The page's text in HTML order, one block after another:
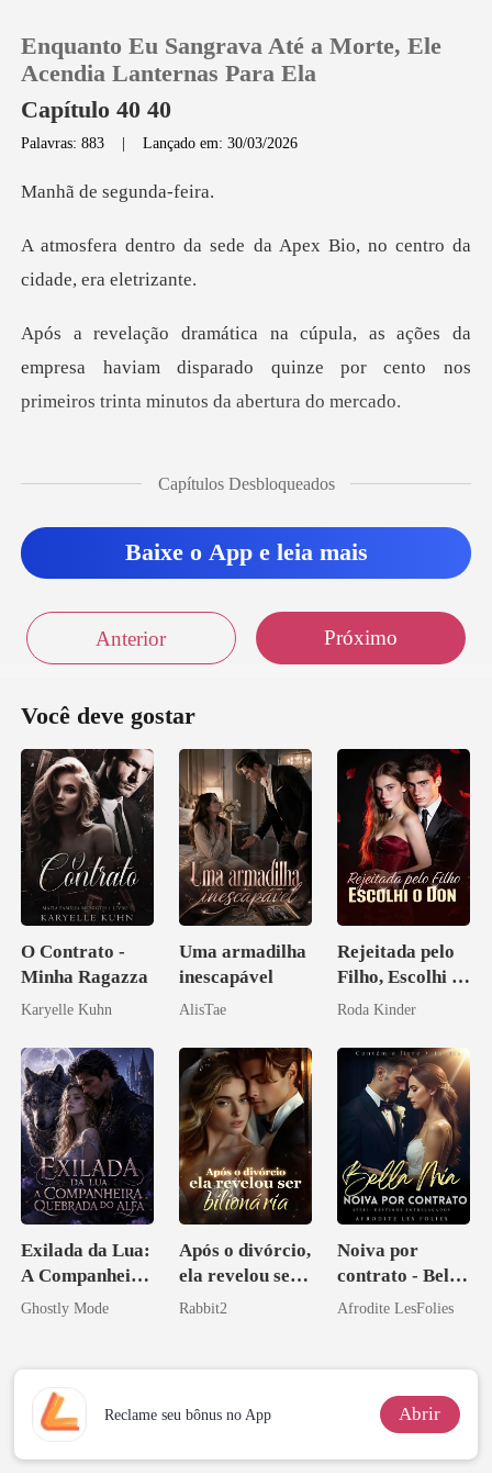
Histórico
Enquanto Eu Sangrava Até a Morte, Ele
Acendia Lanternas Para Ela
Capítulo 40 40
Palavras: 883 |Lançado em: 30/03/2026
e segun
e da Apex Bio, no centro
a
empresa haviam disparado quinze por cento nos
seu jalec
Capítulos Desbloqueados
Baixe o App e leia mais
Anterior Próximo
Você deve gostar
O Contrato -
Minha Ragazza
Karyelle Kuhn
Uma armadilha
inescapável
AlisTae
Rejeitada pelo
Filho, Escolhi o
Don
Roda Kinder
Exilada da Lua:
A Companheira
Quebrada do
Ghostly Mode
Após o divórcio,
ela revelou ser
bilionária
Rabbit2
Noiva por
contrato - Bella
Mia
Afrodite LesFolies
Reclame seu bônus no App Abrir